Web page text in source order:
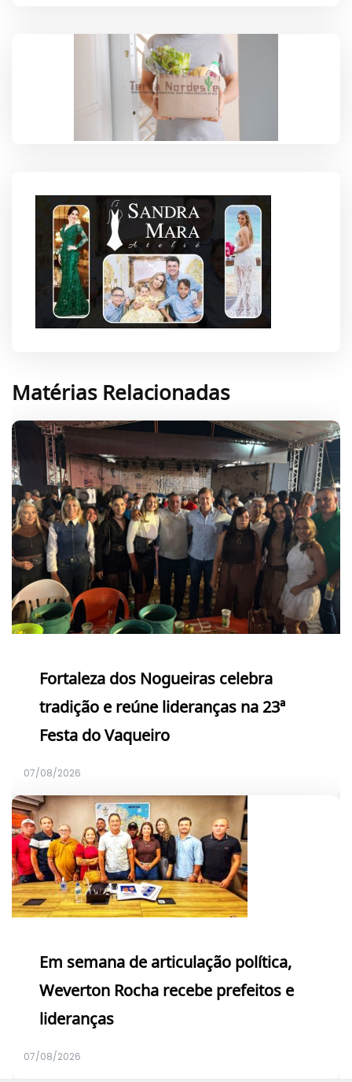
Matérias Relacionadas
Fortaleza dos Nogueiras celebra
tradição e reúne lideranças na 23ª
Festa do Vaqueiro
07/08/2026
Em semana de articulação política,
Weverton Rocha recebe prefeitos e
lideranças
07/08/2026